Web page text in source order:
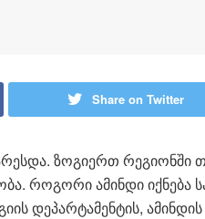
Share on Twitter
ზო­გი­ერთ
რო­გო­რი ამინ­დი იქ­ნე­ბა
დე­პარ­ტა­მენ­ტის,